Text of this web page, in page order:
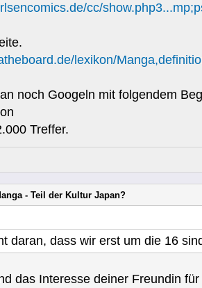
cc/
lexikon/
noch Googeln mit folgendem
Treffer.
- Teil der Kultur Japan?
daran, dass wir erst um die 16
das Interesse deiner Freundin